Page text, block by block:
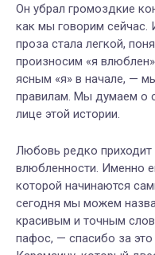
Он убрал громоздкие
как мы говорим сейчас.
проза стала легкой,
произносим «я
ясным «я» в начале, —
правилам. Мы думаем о
лице этой истории.
Любовь редко
влюбленности. Именно
которой начинаются
сегодня мы можем
красивым и точным
пафос, — спасибо за